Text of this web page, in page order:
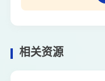
相关资源